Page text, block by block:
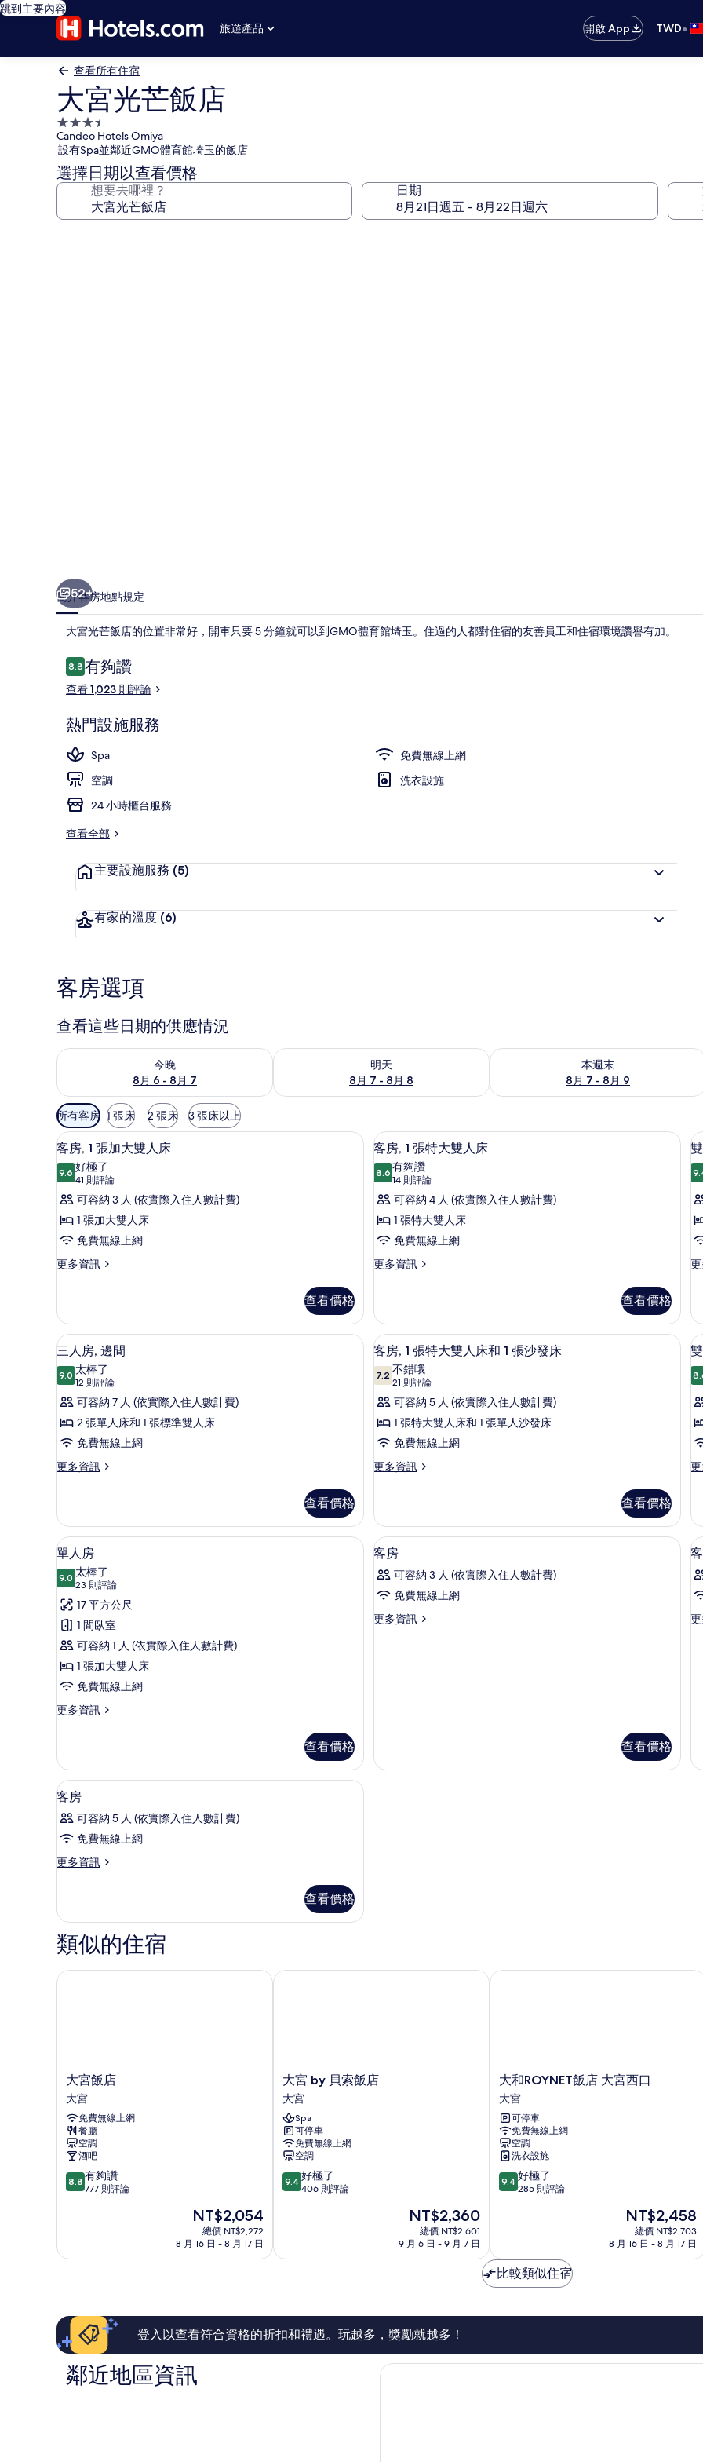
跳到主要內容
旅遊產品
開啟 App TWD•
查看所有住宿
大宮光芒飯店
3.5
星
級
住
宿
Candeo Hotels Omiya
設有Spa並鄰近GMO體育館埼玉的飯店
選擇日期以查看價格
想要去哪裡？ 日期
52+
簡介客房地點規定
大宮光芒飯店的位置非常好，開車只要 5 分鐘就可以到GMO體育館埼玉。住過的人都對住宿的友善員工和住宿環境讚譽有加。
評
論
8.88.8 分，滿分 10 分，
有夠讚
查看 1,023 則評論
熱門設施服務
Spa
免費無線上網
空調
洗衣設施
24 小時櫃台服務
查看全部
主要設施服務 (5)
有家的溫度 (6)
客房選項
查看這些日期的供應情況
今晚
8月 6 - 8月 7
查看今晚 (8月 6 - 8月 7) 的供應情況
明天
8月 7 - 8月 8
查看明天 (8月 7 - 8月 8) 的供應情況
本週末
8月 7 - 8月 9
查看本週末 (8月 7 - 8月 9) 的供應情況
可
用
的
客
房
篩
選
件
所有客房 1 張床 2 張床 3 張床以上
顯
示
客
房,
1
張
加
人
床
的
所
有
相
片
8
客房, 1 張加大雙人床
9.69.6 分，滿分 10 分
好極了
41 則評論
(41
則
評
論)
可容納 3 人 (依實際入住人數計費)
1 張加大雙人床
免費無線上網
更多資訊
更
1
張
加
雙
床
的
情
查看價格
顯
示
客
房,
1
張
特
人
床
的
所
有
相
片
8
客房, 1 張特大雙人床
8.68.6 分，滿分 10 分
有夠讚
14 則評論
(14
則
評
論)
可容納 4 人 (依實際入住人數計費)
1 張特大雙人床
免費無線上網
更多資訊
更
1
張
特
雙
床
的
情
查看價格
顯
更
房
的
詳
顯
示
三
人
房,
邊
間
有
相
片
三人房, 邊間 | 免費無線上網、床單
7
三人房, 邊間
9.09.0 分，滿分 10 分
太棒了
12 則評論
(12
則
評
論)
可容納 7 人 (依實際入住人數計費)
2 張單人床和 1 張標準雙人床
免費無線上網
更多資訊
更
房,
邊
間
詳
查看價格
顯
示
客
房,
1
張
特
人
床
和
1
張
沙
片
8
客房, 1 張特大雙人床和 1 張沙發床
7.27.2 分，滿分 10 分
不錯哦
21 則評論
(21
則
評
論)
可容納 5 人 (依實際入住人數計費)
1 張特大雙人床和 1 張單人沙發床
免費無線上網
更多資訊
更
1
張
特
雙
人
和
查看價格
顯
所
更
房
的
詳
顯
示
單
人
房
的
所
有
相
7
單人房
9.09.0 分，滿分 10 分
太棒了
23 則評論
(23
則
評
論)
17 平方公尺
1 間臥室
可容納 1 人 (依實際入住人數計費)
1 張加大雙人床
免費無線上網
更多資訊
更
房
的
詳
查看價格
顯
示
客
的
4
客房
可容納 3 人 (依實際入住人數計費)
免費無線上網
更多資訊
更
查看價格
顯
更
顯
示
客
的
有
相
片
淋浴/浴缸二合一、吹風機、拖鞋、免治馬桶
4
客房
可容納 5 人 (依實際入住人數計費)
免費無線上網
更多資訊
更
的
詳
情
查看價格
類似的住宿
大
宮
飯
店
大
宮
大宮飯店
大宮
免費無線上網
餐廳
空調
酒吧
8.8
分，
有
則
論
8.8 有夠讚
777 則評論
現
價
NT$2,054
總價 NT$2,272
8 月 16 日 - 8 月 17 日
大宮飯店
大
宮
by
貝
索
飯
店
大
宮
大宮 by 貝索飯店
大宮
Spa
可停車
免費無線上網
空調
9.4
分，
好
則
評
論
9.4 好極了
406 則評論
現
價
NT$2,360
總價 NT$2,601
9 月 6 日 - 9 月 7 日
大宮 by 貝索飯店
大
和
ROYNET
飯
店
大
宮
西
口
大和ROYNET飯店 大宮西口
大宮
可停車
免費無線上網
空調
洗衣設施
9.4
分，
好
極
了，
則
9.4 好極了
285 則評論
現
在
價
NT$2,458
總價 NT$2,703
8 月 16 日 - 8 月 17 日
大和ROYNET飯店 大宮西口
比較類似住宿
登入以查看符合資格的折扣和禮遇。玩越多，獎勵就越多！
鄰近地區資訊